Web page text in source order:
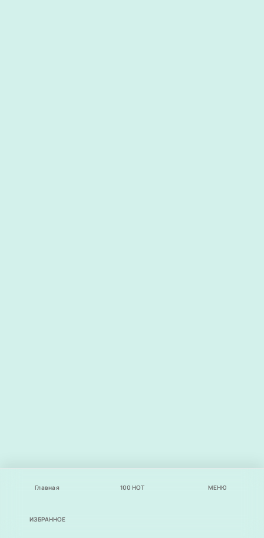
Главная 100 НОТ МЕНЮ
ИЗБРАННОЕ